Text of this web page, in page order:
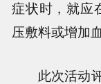
症状时，就应
压敷料或增加
此次活动评